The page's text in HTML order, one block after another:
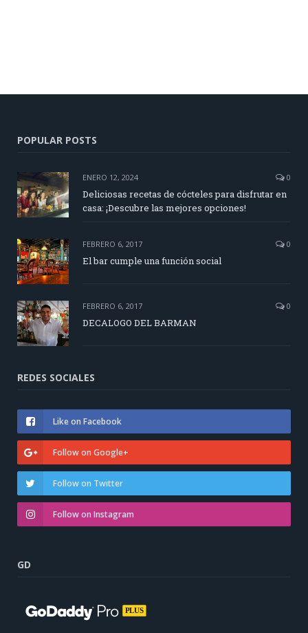
POPULAR POSTS
ENERO 12, 2024 0
Deliciosas recetas de cócteles para disfrutar en
casa: ¡Descubre las mejores opciones!
FEBRERO 6, 2017 0
El bar cumple una función social
FEBRERO 6, 2017 0
DECALOGO DEL BARMAN
REDES SOCIALES
Like on Facebook
Follow on Google+
Follow on Twitter
Follow on Instagram
GD